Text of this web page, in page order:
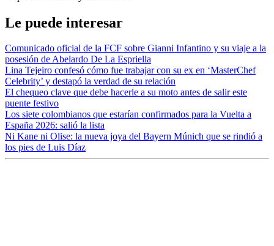
Le puede interesar
Comunicado oficial de la FCF sobre Gianni Infantino y su viaje a la
posesión de Abelardo De La Espriella
Lina Tejeiro confesó cómo fue trabajar con su ex en ‘MasterChef
Celebrity’ y destapó la verdad de su relación
El chequeo clave que debe hacerle a su moto antes de salir este
puente festivo
Los siete colombianos que estarían confirmados para la Vuelta a
España 2026: salió la lista
Ni Kane ni Olise: la nueva joya del Bayern Múnich que se rindió a
los pies de Luis Díaz